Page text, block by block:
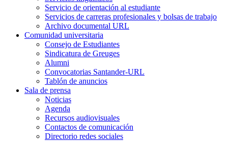
Servicio de orientación al estudiante
Servicios de carreras profesionales y bolsas de trabajo
Archivo documental URL
Comunidad universitaria
Consejo de Estudiantes
Sindicatura de Greuges
Alumni
Convocatorias Santander-URL
Tablón de anuncios
Sala de prensa
Noticias
Agenda
Recursos audiovisuales
Contactos de comunicación
Directorio redes sociales